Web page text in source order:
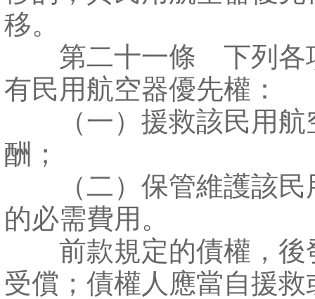
移。
第二十一條 下列各
有民用航空器優先權：
（一）援救該民用航
酬；
（二）保管維護該民
的必需費用。
前款規定的債權，後
受償；債權人應當自援救